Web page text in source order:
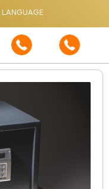
LANGUAGE